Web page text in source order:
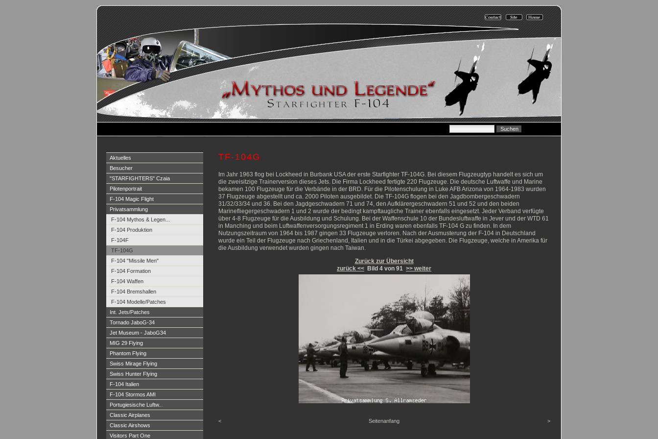
Aktuelles
Besucher
"STARFIGHTERS" Czaia
Pilotenportrait
F-104 Magic Flight
Privatsammlung
F-104 Mythos & Legen...
F-104 Produktion
F-104F
TF-104G
F-104 "Missile Men"
F-104 Formation
F-104 Waffen
F-104 Bremshallen
F-104 Modelle/Patches
Int. Jets/Patches
Tornado JaboG-34
Jet Museum - JaboG34
MIG 29 Flying
Phantom Flying
Swiss Mirage Flying
Swiss Hunter Flying
F-104 Italien
F-104 Stormos AMI
Portugiesische Luftw...
Classic Airplanes
Classic Airshows
Visitors Part One
TF-104G
Im Jahr 1963 flog bei Lockheed in Burbank USA der erste Starfighter TF-104G. Bei diesem Flugzeugtyp handelt es sich um
die zweisitzige Trainerversion dieses Jets. Die Firma Lockheed fertigte 220 Flugzeuge. Die deutsche Luftwaffe und Marine
bekamen 100 Flugzeuge für die Verbände in der BRD. Für die Pilotenschulung in Luke AFB Arizona von 1964-1983 wurden
37 Flugzeuge abgestellt und ca. 2000 Piloten ausgebildet. Die TF-104G flogen bei den Jagdbombergeschwadern
31/32/33/34 und 36. Bei den Jagdgeschwadern 71 und 74, den Aufklärergeschwadern 51 und 52 und den beiden
Marinefliegergeschwadern 1 und 2 wurde der bedingt kampftaugliche Trainer ebenfalls eingesetzt. Jeder Verband verfügte
über 4-8 Flugzeuge für die Ausbildung und Schulung. Bei der Waffenschule 10 der Bundesluftwaffe in Jever und der WTD 61
in Manching und beim Luftwaffenversorgungsregiment 1 in Erding waren ebenfalls TF-104 G zu finden. In dem
Nutzungszeitraum von 1964 bis 1987 gingen 33 Flugzeuge verloren. Nach der Ausmusterung der F-104 in Deutschland
wurde ein Teil der Flugzeuge nach Griechenland, Italien und in die Türkei abgegeben. Die Flugzeuge, welche in Amerika für
die Ausbildung verwendet wurden gingen nach Taiwan.
Zurück zur Übersicht
zurück << Bild 4 von 91 >> weiter
< Seitenanfang >